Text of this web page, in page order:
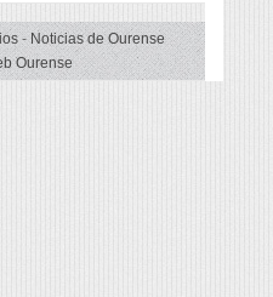
- Noticias de Ourense
Ourense